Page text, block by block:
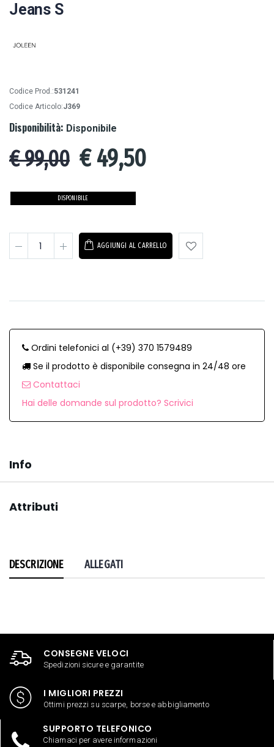
Jeans S
Codice Prod.:531241
Codice Articolo:J369
Disponibilità: Disponibile
€ 99,00 €49,50
DISPONIBILE
AGGIUNGI AL CARRELLO
Ordini telefonici al (+39) 370 1579489
Se il prodotto è disponibile consegna in 24/48 ore
Contattaci
Hai delle domande sul prodotto? Scrivici
Info
Attributi
DESCRIZIONE ALLEGATI
CONSEGNE VELOCI
Spedizioni sicure e garantite
I MIGLIORI PREZZI
Ottimi prezzi su scarpe, borse e abbigliamento
SUPPORTO TELEFONICO
Chiamaci per avere informazioni